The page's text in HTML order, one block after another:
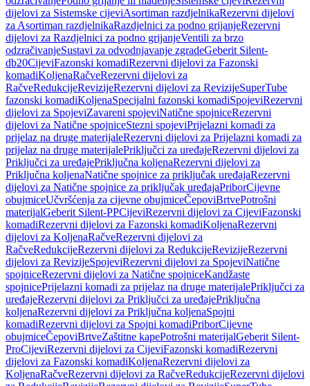
dijelovi za Sistemske cijeviAsortiman razdjelnikaRezervni dijelovi
za Asortiman razdjelnikaRazdjelnici za podno grijanjeRezervni
dijelovi za Razdjelnici za podno grijanjeVentili za brzo
odzračivanjeSustavi za odvodnjavanje zgradeGeberit Silent-
db20CijeviFazonski komadiRezervni dijelovi za Fazonski
komadiKoljenaRačveRezervni dijelovi za
RačveRedukcijeRevizijeRezervni dijelovi za RevizijeSuperTube
fazonski komadiKoljenaSpecijalni fazonski komadiSpojeviRezervni
dijelovi za SpojeviZavareni spojeviNatične spojniceRezervni
dijelovi za Natične spojniceStezni spojeviPrijelazni komadi za
prijelaz na druge materijaleRezervni dijelovi za Prijelazni komadi za
prijelaz na druge materijalePriključci za uređajeRezervni dijelovi za
Priključci za uređajePriključna koljenaRezervni dijelovi za
Priključna koljenaNatične spojnice za priključak uređajaRezervni
dijelovi za Natične spojnice za priključak uređajaPriborCijevne
obujmiceUčvršćenja za cijevne obujmiceČepoviBrtvePotrošni
materijalGeberit Silent-PPCijeviRezervni dijelovi za CijeviFazonski
komadiRezervni dijelovi za Fazonski komadiKoljenaRezervni
dijelovi za KoljenaRačveRezervni dijelovi za
RačveRedukcijeRezervni dijelovi za RedukcijeRevizijeRezervni
dijelovi za RevizijeSpojeviRezervni dijelovi za SpojeviNatične
spojniceRezervni dijelovi za Natične spojniceKandžaste
spojnicePrijelazni komadi za prijelaz na druge materijalePriključci za
uređajeRezervni dijelovi za Priključci za uređajePriključna
koljenaRezervni dijelovi za Priključna koljenaSpojni
komadiRezervni dijelovi za Spojni komadiPriborCijevne
obujmiceČepoviBrtveZaštitne kapePotrošni materijalGeberit Silent-
ProCijeviRezervni dijelovi za CijeviFazonski komadiRezervni
dijelovi za Fazonski komadiKoljenaRezervni dijelovi za
KoljenaRačveRezervni dijelovi za RačveRedukcijeRezervni dijelovi